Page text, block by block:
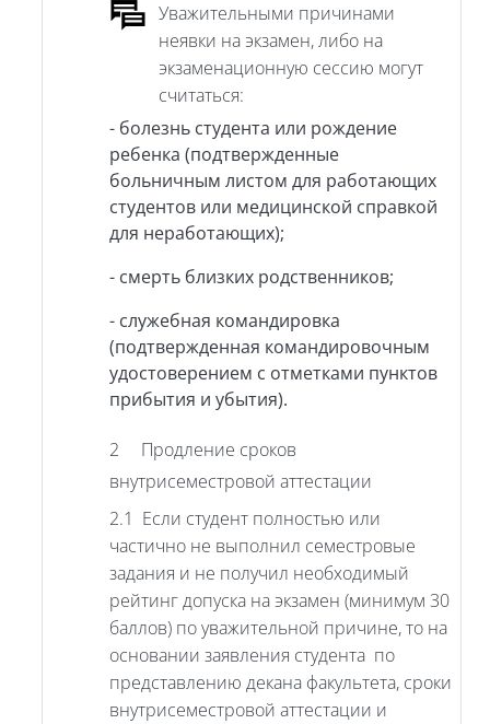
Уважительными причинами
неявки на экзамен, либо на
экзаменационную сессию могут
считаться:
- болезнь студента или рождение
ребенка (подтвержденные
больничным листом для работающих
студентов или медицинской справкой
для неработающих);
- смерть близких родственников;
- служебная командировка
(подтвержденная командировочным
удостоверением с отметками пунктов
прибытия и убытия).
2 Продление сроков
внутрисеместровой аттестации
2.1 Если студент полностью или
частично не выполнил семестровые
задания и не получил необходимый
рейтинг допуска на экзамен (минимум 30
баллов) по уважительной причине, то на
основании заявления студента по
представлению декана факультета, сроки
внутрисеместровой аттестации и